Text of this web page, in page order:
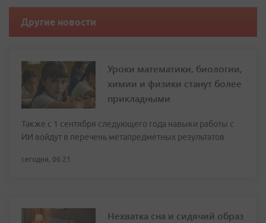
Другие новости
Уроки математики, биологии,
химии и физики станут более
прикладными
Также с 1 сентября следующего года навыки работы с
ИИ войдут в перечень метапредметных результатов
сегодня, 06:21
Нехватка сна и сидячий образ